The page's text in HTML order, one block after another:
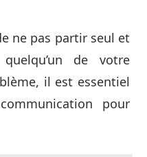
ne pas partir seul et
de votre
il est essentiel
pour